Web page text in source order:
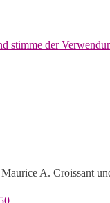
stimme der
A. Croissant